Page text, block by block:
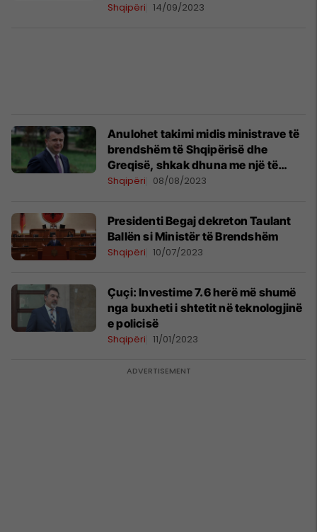
Shqipëri 14/09/2023
Anulohet takimi midis ministrave të
brendshëm të Shqipërisë dhe
Greqisë, shkak dhuna me një të
vdekur në Athinë
Shqipëri 08/08/2023
Presidenti Begaj dekreton Taulant
Ballën si Ministër të Brendshëm
Shqipëri 10/07/2023
Çuçi: Investime 7.6 herë më shumë
nga buxheti i shtetit në teknologjinë
e policisë
Shqipëri 11/01/2023